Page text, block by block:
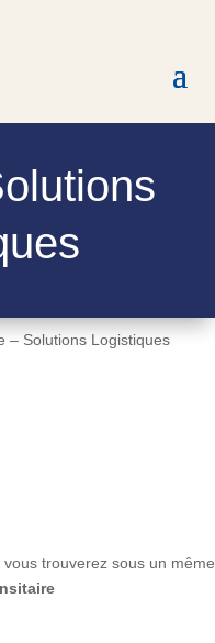
– Solutions Logistiques
, vous trouverez sous un même